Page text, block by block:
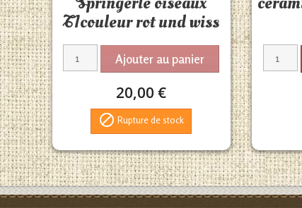
T1couleur rot und wiss
Ajouter au panier
20,00 €
 Rupture de stock